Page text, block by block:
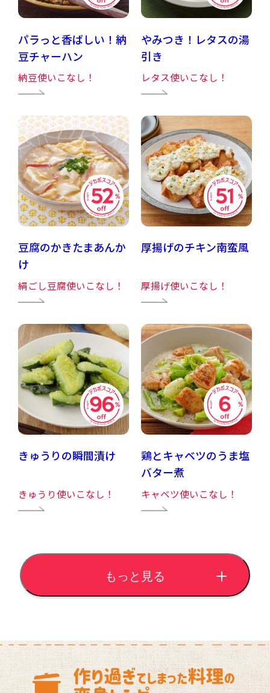
パラっと香ばしい！納
豆チャーハン
納豆使いこなし！
やみつき！レタスの湯
引き
レタス使いこなし！
豆腐のかきたまあんか
け
絹ごし豆腐使いこなし！
厚揚げのチキン南蛮風
厚揚げ使いこなし！
きゅうりの瞬間漬け
きゅうり使いこなし！
鶏とキャベツのうま塩
バター煮
キャベツ使いこなし！
もっと見る